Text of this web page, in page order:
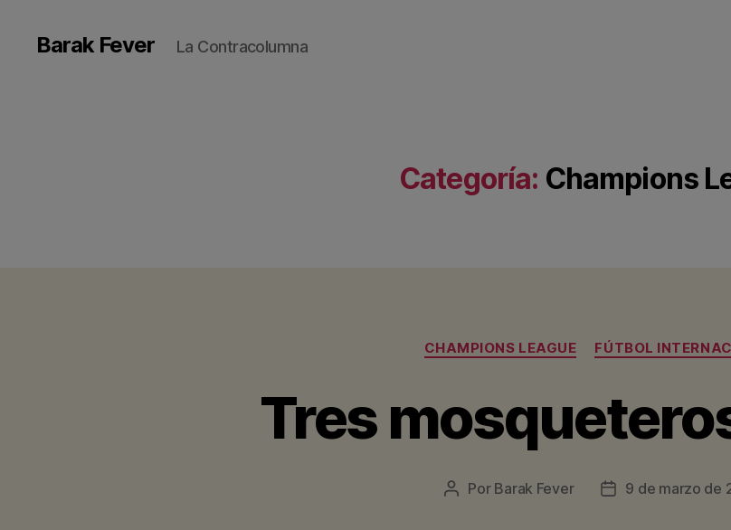
Barak Fever La Contracolumna
Categoría: Champions
Categorías
CHAMPIONS LEAGUE FÚTBOL
Tres
Autor
Por Barak Fever
Fecha9 de marzo de